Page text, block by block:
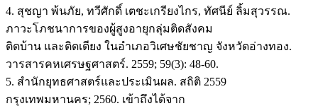
4. สุชญา พ้นภัย, ทวีศักดิ์ เตชะเกรียงไกร, ทัศนีย์ ลิ้มสุวรรณ.
ภาวะโภชนาการของผู้สูงอายุกลุ่มติดสังคม
ติดบ้าน และติดเตียง ในอำเภอวิเศษชัยชาญ จังหวัดอ่างทอง.
วารสารคหเศรษฐศาสตร์. 2559; 59(3): 48-60.
5. สำนักยุทธศาสตร์และประเมินผล. สถิติ 2559
กรุงเทพมหานคร; 2560. เข้าถึงได้จาก